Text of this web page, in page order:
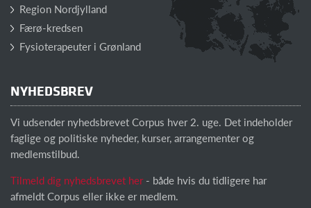
Region Nordjylland
Færø-kredsen
Fysioterapeuter i Grønland
NYHEDSBREV
Vi udsender nyhedsbrevet Corpus hver 2. uge. Det indeholder
faglige og politiske nyheder, kurser, arrangementer og
medlemstilbud.
Tilmeld dig nyhedsbrevet her- både hvis du tidligere har
afmeldt Corpus eller ikke er medlem.